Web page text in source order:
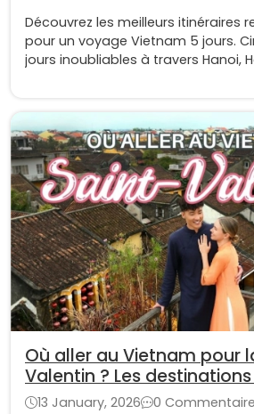
Découvrez les meilleurs itinéraires
pour un voyage Vietnam 5 jours.
jours inoubliables à travers Hanoi,
Où aller au Vietnam pour
Valentin ? Les
romantiques
13 January, 2026
0